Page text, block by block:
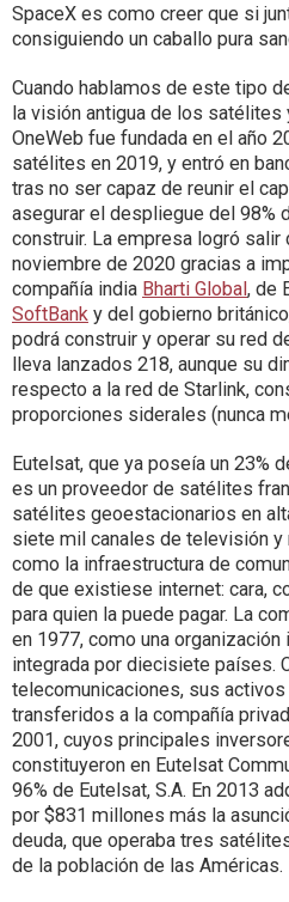
SpaceX es como creer que si
consiguiendo un caballo pura
Cuando hablamos de este tipo
la visión antigua de los
OneWeb fue fundada en el año
satélites en 2019, y entró en
tras no ser capaz de reunir el
asegurar el despliegue del 98%
construir. La empresa logró salir
noviembre de 2020 gracias a
compañía india Bharti Global , de
SoftBank y del gobierno
podrá construir y operar su red
lleva lanzados 218, aunque su
respecto a la red de Starlink,
proporciones siderales (nunca
Eutelsat, que ya poseía un 23%
es un proveedor de satélites
satélites geoestacionarios en
siete mil canales de televisión y
como la infraestructura de
de que existiese internet: cara,
para quien la puede pagar. La
en 1977, como una
integrada por diecisiete países.
telecomunicaciones, sus
transferidos a la compañía
2001, cuyos principales
constituyeron en Eutelsat
96% de Eutelsat, S.A. En 2013
por $831 millones más la
deuda, que operaba tres
de la población de las Américas.